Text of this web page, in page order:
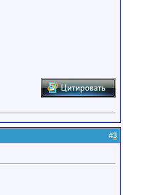
#3